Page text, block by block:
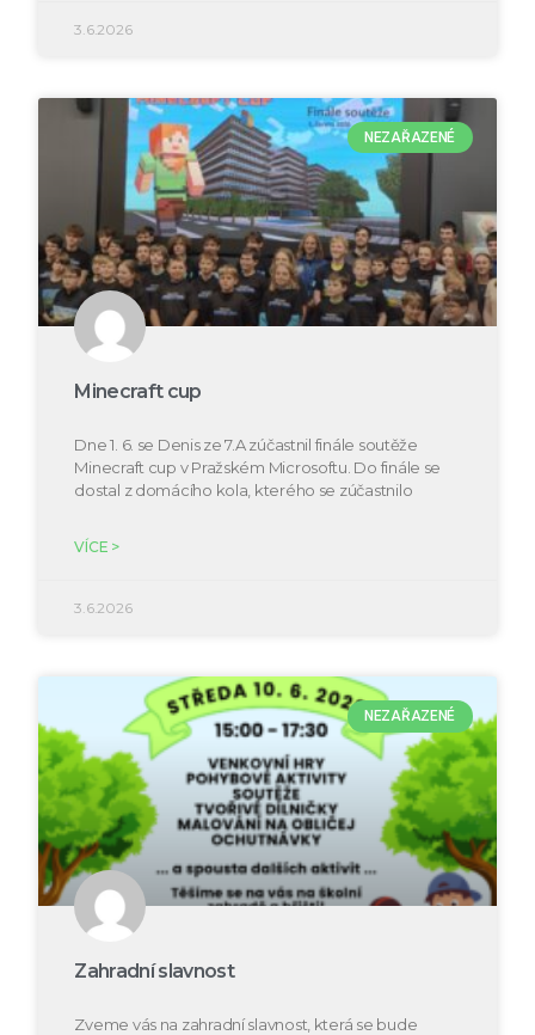
3.6.2026
NEZAŘAZENÉ
Minecraft cup
Dne 1. 6. se Denis ze 7.A zúčastnil finále soutěže
Minecraft cup v Pražském Microsoftu. Do finále se
dostal z domácího kola, kterého se zúčastnilo
VÍCE >
3.6.2026
NEZAŘAZENÉ
Zahradní slavnost
Zveme vás na zahradní slavnost, která se bude